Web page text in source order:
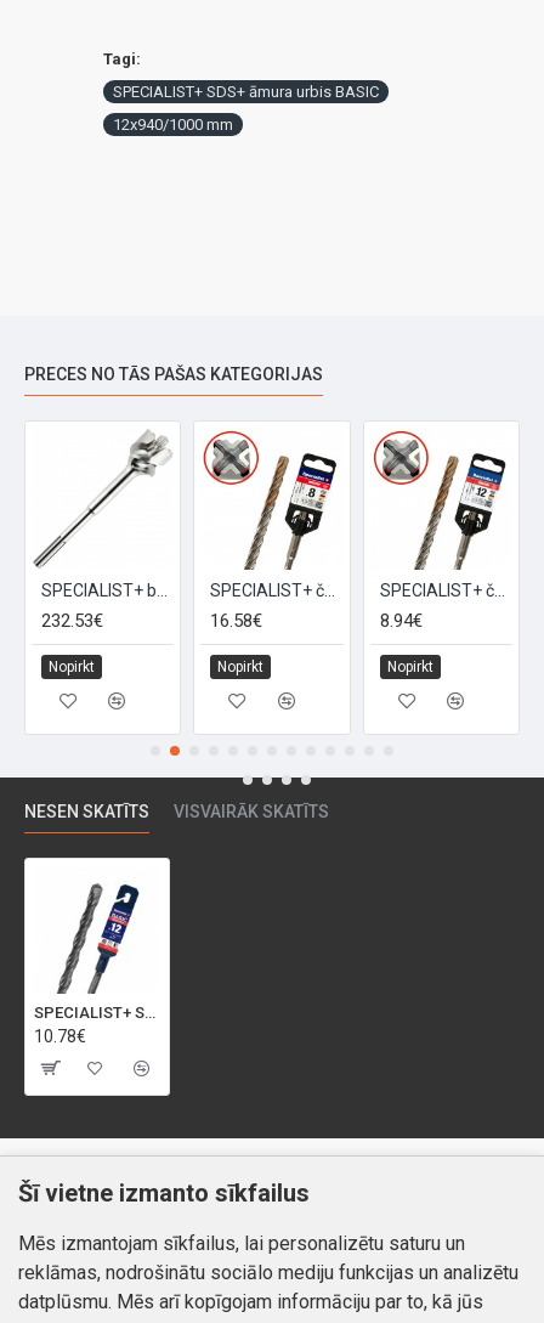
Tagi:
SPECIALIST+ SDS+ āmura urbis BASIC
12x940/1000 mm
PRECES NO TĀS PAŠAS KATEGORIJAS
232.53€
Nopirkt
16.58€
Nopirkt
SPECIALIST+ četrk. urbis QUATTRO, 12/100 x 160 mm
8.94€
Nopirkt
NESEN SKATĪTS VISVAIRĀK SKATĪTS
SPECIALIST+ SDS+ āmura urbis BASIC, 12x940/1000 mm
10.78€
Klientiem
Kontakti
Preču atgriešana
Mans profils
Mans profils
Piegāde un apmaksa
Atteikuma tiesības
Privātuma politika
Šī vietne izmanto sīkfailus
Mēs izmantojam sīkfailus, lai personalizētu saturu un
reklāmas, nodrošinātu sociālo mediju funkcijas un analizētu
datplūsmu. Mēs arī kopīgojam informāciju par to, kā jūs